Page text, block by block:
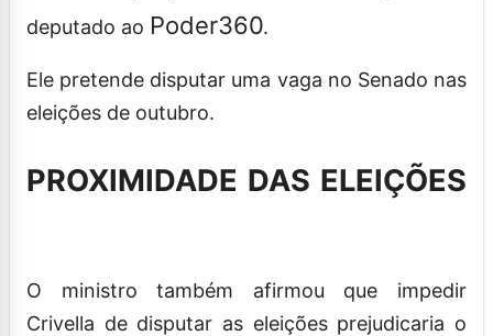
deputado ao Poder360.
Ele pretende disputar uma vaga no Senado nas
eleições de outubro.
PROXIMIDADE DAS ELEIÇÕES
O ministro também afirmou que impedir
Crivella de disputar as eleições prejudicaria o